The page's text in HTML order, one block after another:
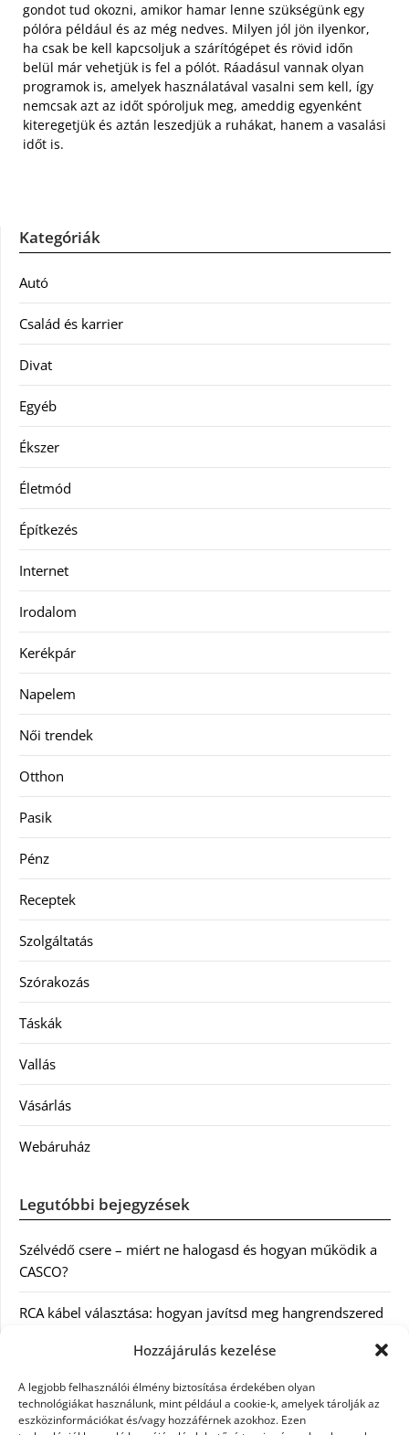
Hozzájárulás kezelése
A legjobb felhasználói élmény biztosítása érdekében olyan
technológiákat használunk, mint például a cookie-k, amelyek tárolják az
eszközinformációkat és/vagy hozzáférnek azokhoz. Ezen
gondot tud okozni, amikor hamar lenne szükségünk egy
pólóra például és az még nedves. Milyen jól jön ilyenkor,
ha csak be kell kapcsoljuk a szárítógépet és rövid időn
belül már vehetjük is fel a pólót. Ráadásul vannak olyan
programok is, amelyek használatával vasalni sem kell, így
nemcsak azt az időt spóroljuk meg, ameddig egyenként
kiteregetjük és aztán leszedjük a ruhákat, hanem a vasalási
időt is.
Kategóriák
Autó
Család és karrier
Divat
Egyéb
Ékszer
Életmód
Építkezés
Internet
Irodalom
Kerékpár
Napelem
Női trendek
Otthon
Pasik
Pénz
Receptek
Szolgáltatás
Szórakozás
Táskák
Vallás
Vásárlás
Webáruház
Legutóbbi bejegyzések
Szélvédő csere – miért ne halogasd és hogyan működik a
CASCO?
RCA kábel választása: hogyan javítsd meg hangrendszered
Magyarországon: milyen jogi szabályozásra kell figyelni?